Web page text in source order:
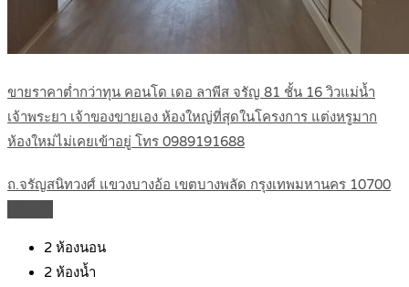
ขายราคาต่ำกว่าทุน คอนโด เดอ ลาพีส จรัญ 81 ชั้น 16 วิวแม่น้ำ
เจ้าพระยา เจ้าของขายเอง ห้องใหญ่ที่สุดในโครงการ แต่งหรูมาก
ห้องใหม่ไม่เคยเข้าอยู่ โทร 0989191688
ถ.จรัญสนิทวงศ์ แขวงบางอ้อ เขตบางพลัด กรุงเทพมหานคร 10700
2 ห้องนอน
2 ห้องน้ำ